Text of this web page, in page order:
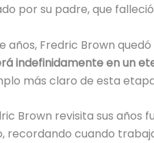
por su padre, que
años, Fredric Brown
indefinidamente en un
más claro de esta
Brown revisita sus
recordando cuando